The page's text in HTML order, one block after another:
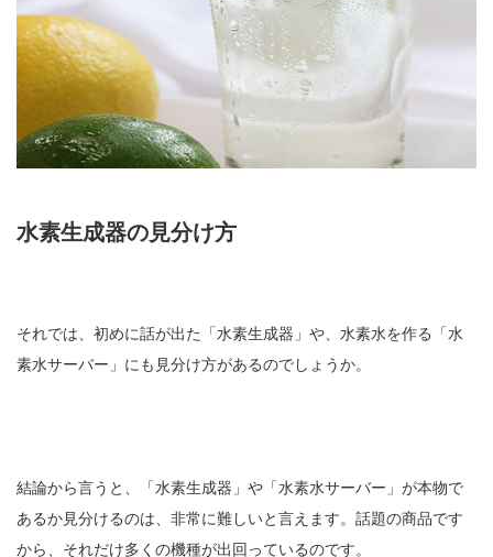
水素生成器の見分け方
それでは、初めに話が出た「水素生成器」や、水素水を作る「水
素水サーバー」にも見分け方があるのでしょうか。
結論から言うと、「水素生成器」や「水素水サーバー」が本物で
あるか見分けるのは、非常に難しいと言えます。話題の商品です
から、それだけ多くの機種が出回っているのです。